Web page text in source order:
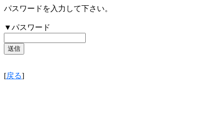
パスワードを入力して下さい。
▼パスワード
[戻る]